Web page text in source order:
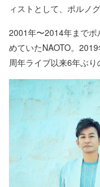
ィストとして、ポルノ
2001年〜2014年まで
めていたNAOTO。
周年ライブ以来6年ぶり